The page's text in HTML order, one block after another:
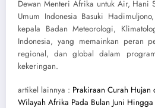
Dewan Menteri Afrika untuk Air, Hani
Umum Indonesia Basuki
kepala Badan Meteorologi,
Indonesia, yang memainkan peran
regional, dan global dalam
kekeringan.
artikel lainnya : Prakiraan Curah Hujan
Wilayah Afrika Pada Bulan Juni